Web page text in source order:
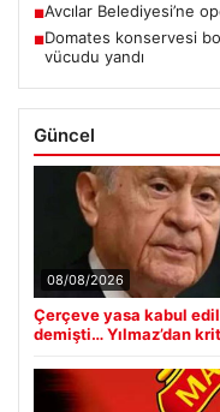
■Avcılar Belediyesi’ne
■Domates konservesi
vücudu yandı
Güncel
08/08/2026
Çerçeve yasa kabul
demişti… Yılmaz’dan